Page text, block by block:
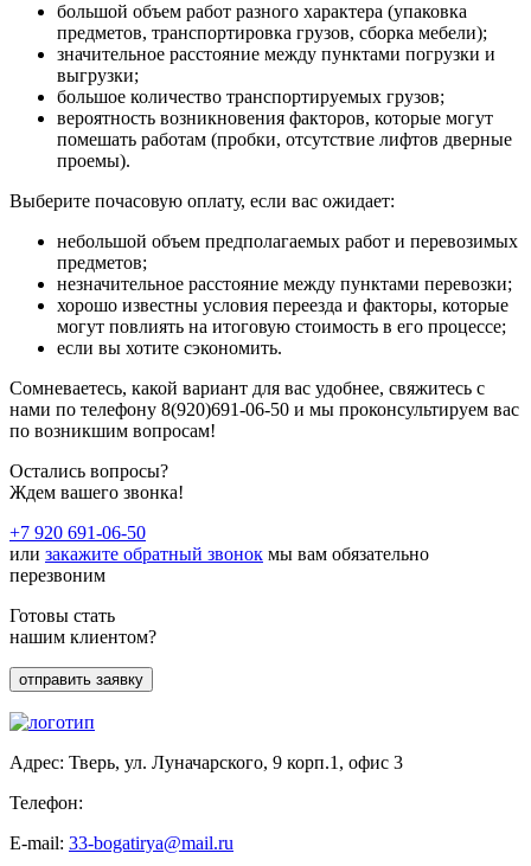
большой объем работ разного характера (упаковка
предметов, транспортировка грузов, сборка мебели);
значительное расстояние между пунктами погрузки и
выгрузки;
большое количество транспортируемых грузов;
вероятность возникновения факторов, которые могут
помешать работам (пробки, отсутствие лифтов дверные
проемы).
Выберите почасовую оплату, если вас ожидает:
небольшой объем предполагаемых работ и перевозимых
предметов;
незначительное расстояние между пунктами перевозки;
хорошо известны условия переезда и факторы, которые
могут повлиять на итоговую стоимость в его процессе;
если вы хотите сэкономить.
Сомневаетесь, какой вариант для вас удобнее, свяжитесь с
нами по телефону 8(920)691-06-50 и мы проконсультируем вас
по возникшим вопросам!
Остались вопросы?
Ждем вашего звонка!
+7 920 691-06-50
или закажите обратный звонок мы вам обязательно
перезвоним
Готовы стать
нашим клиентом?
отправить заявку
Адрес: Тверь, ул. Луначарского, 9 корп.1, офис 3
Телефон:
E-mail: 33-bogatirya@mail.ru